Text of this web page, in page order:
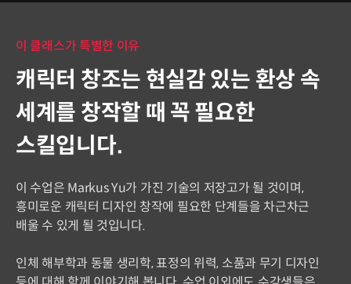
이 클래스가 특별한 이유
캐릭터 창조는 현실감 있는 환상 속
세계를 창작할 때 꼭 필요한
스킬입니다.
이 수업은 Markus Yu가 가진 기술의 저장고가 될 것이며,
흥미로운 캐릭터 디자인 창작에 필요한 단계들을 차근차근
배울 수 있게 될 것입니다.
인체 해부학과 동물 생리학, 표정의 위력, 소품과 무기 디자인